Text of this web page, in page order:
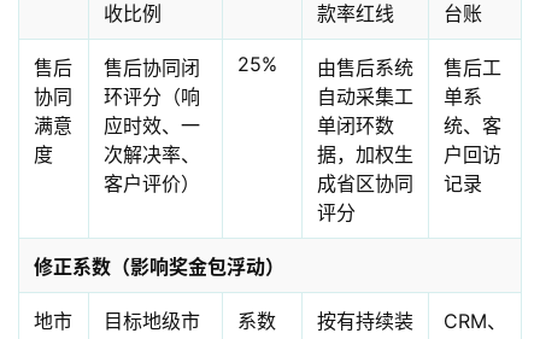
收比例
款率红线
台账
售后
协同
满意
度
售后协同闭
环评分（响
应时效、一
次解决率、
客户评价）
25%
由售后系统
自动采集工
单闭环数
据，加权生
成省区协同
评分
售后工
单系
统、客
户回访
记录
修正系数（影响奖金包浮动）
地市
目标地级市
系数
按有持续装
CRM、